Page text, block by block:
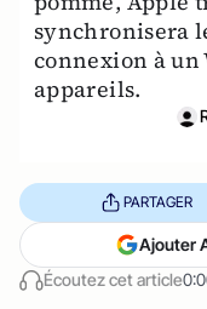
synchronisera
connexion à
appareils.
Écoutez cet article
PARTAGER
Ajouter